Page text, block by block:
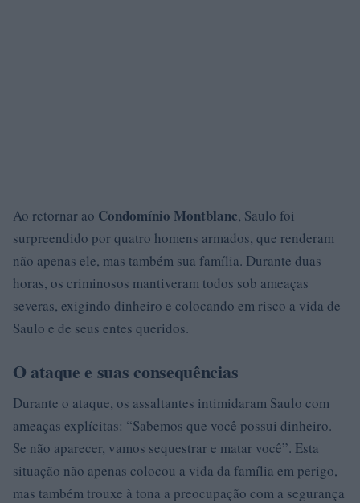
Ao retornar ao Condomínio Montblanc, Saulo foi
surpreendido por quatro homens armados, que renderam
não apenas ele, mas também sua família. Durante duas
horas, os criminosos mantiveram todos sob ameaças
severas, exigindo dinheiro e colocando em risco a vida de
Saulo e de seus entes queridos.
O ataque e suas consequências
Durante o ataque, os assaltantes intimidaram Saulo com
ameaças explícitas: “Sabemos que você possui dinheiro.
Se não aparecer, vamos sequestrar e matar você”. Esta
situação não apenas colocou a vida da família em perigo,
mas também trouxe à tona a preocupação com a segurança